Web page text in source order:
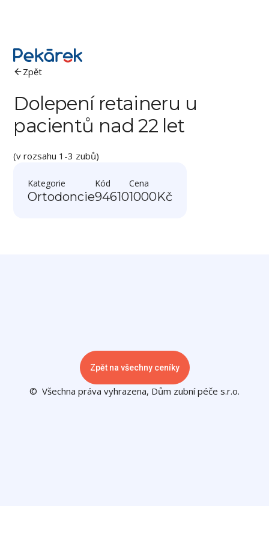
Zpět
Dolepení retaineru u
pacientů nad 22 let
(v rozsahu 1-3 zubů)
Kategorie
Ortodoncie
Kód
94610
Cena
1000Kč
Zpět na všechny ceníky
© Všechna práva vyhrazena, Dům zubní péče s.r.o.